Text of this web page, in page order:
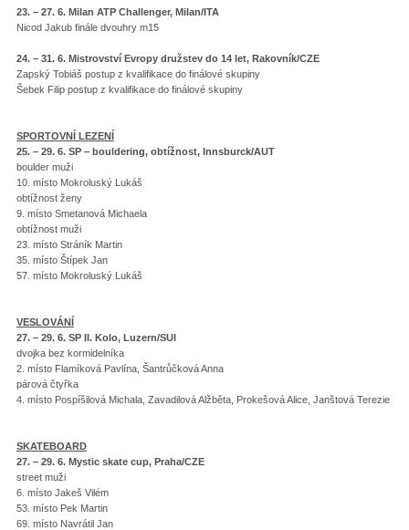
23. – 27. 6. Milan ATP Challenger, Milan/ITA
Nicod Jakub finále dvouhry m15
24. – 31. 6. Mistrovství Evropy družstev do 14 let, Rakovník/CZE
Zapský Tobiáš postup z kvalifikace do finálové skupiny
Šebek Filip postup z kvalifikace do finálové skupiny
SPORTOVNÍ LEZENÍ
25. – 29. 6. SP – bouldering, obtížnost, Innsburck/AUT
boulder muži
10. místo Mokroluský Lukáš
obtížnost ženy
9. místo Smetanová Michaela
obtížnost muži
23. místo Stráník Martin
35. místo Štípek Jan
57. místo Mokroluský Lukáš
VESLOVÁNÍ
27. – 29. 6. SP II. Kolo, Luzern/SUI
dvojka bez kormidelníka
2. místo Flamíková Pavlína, Šantrůčková Anna
párová čtyřka
4. místo Pospíšilová Michala, Zavadilová Alžběta, Prokešová Alice, Janštová Terezie
SKATEBOARD
27. – 29. 6. Mystic skate cup, Praha/CZE
street muži
6. místo Jakeš Vilém
53. místo Pek Martin
69. místo Navrátil Jan